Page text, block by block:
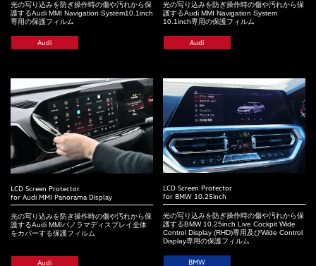
光の写り込みを防ぎ操作時の傷や汚れから保
護するAudi MMI Navigation System10.1inch
専用の保護フィルム
Audi
光の写り込みを防ぎ操作時の傷や汚れから保
護するAudi MMI Navigation System
10.1inch専用の保護フィルム
Audi
LCD Screen Protector
for Audi MMI Panorama Display
光の写り込みを防ぎ操作時の傷や汚れから保
護するAudi MMIパノラマディスプレイ全体
をカバーする保護フィルム
Audi
LCD Screen Protector
for BMW 10.25inch
光の写り込みを防ぎ操作時の傷や汚れから保
護するBMW 10.25inch Live Cockpit Wide
Control Display (RHD)専用及びWide Control
Display専用の保護フィルム
BMW